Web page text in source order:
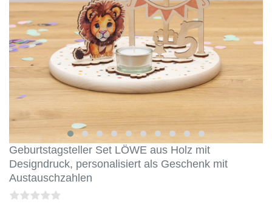
Geburtstagsteller Set LÖWE aus Holz mit
Designdruck, personalisiert als Geschenk mit
Austauschzahlen